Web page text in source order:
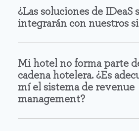
¿Las soluciones de IDeaS
integrarán con nuestros
Mi hotel no forma parte
cadena hotelera. ¿Es
mí el sistema de revenue
management?